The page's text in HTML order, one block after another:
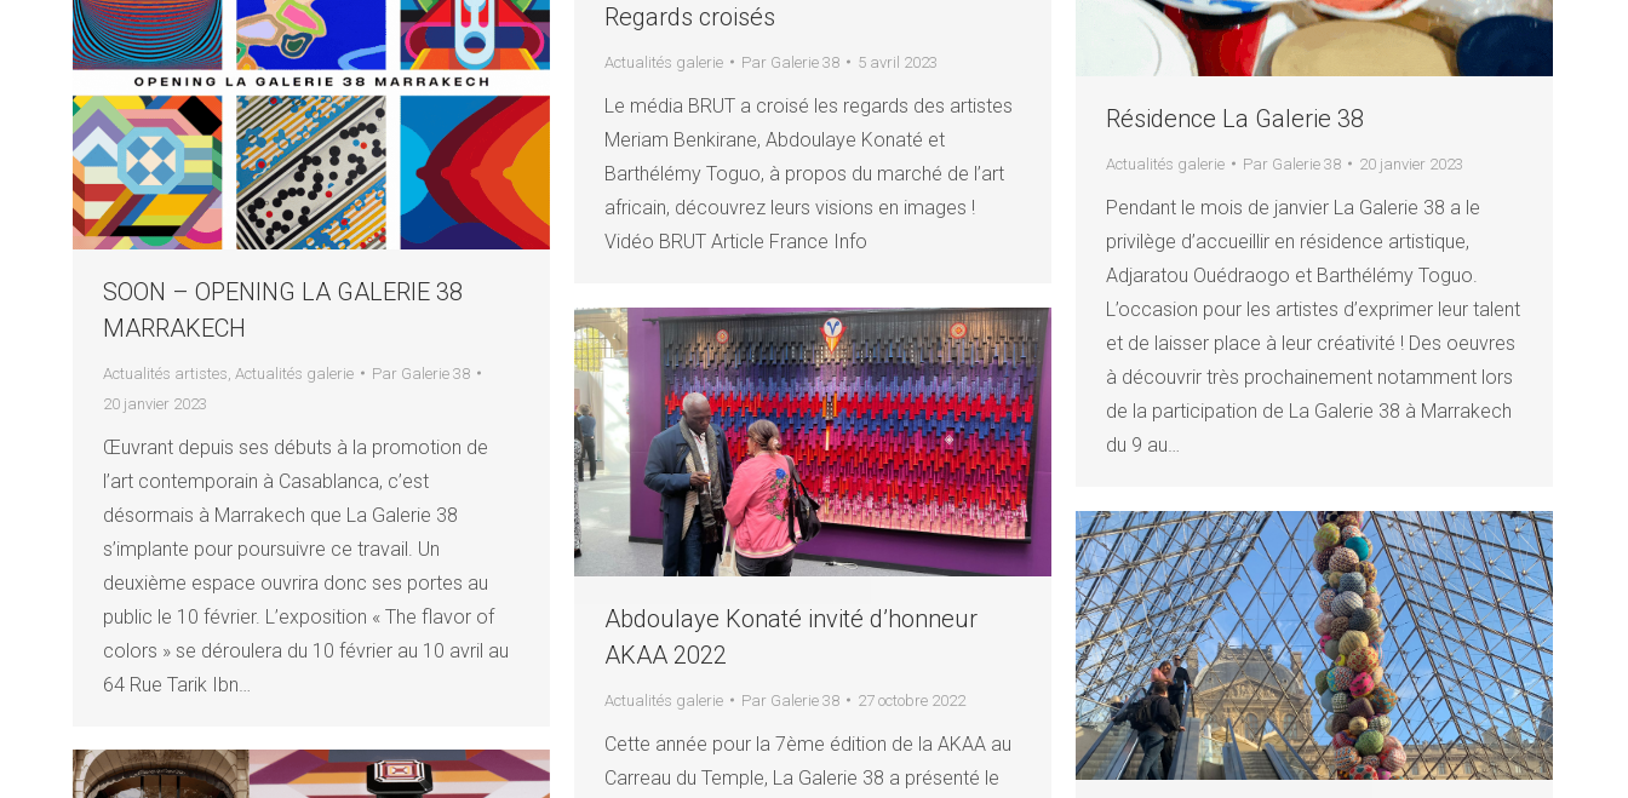
Regards croisés
Actualités galerie Par Galerie 38 5 avril 2023
Le média BRUT a croisé les regards des artistes
Meriam Benkirane, Abdoulaye Konaté et
Barthélémy Toguo, à propos du marché de l’art
africain, découvrez leurs visions en images !
Vidéo BRUT Article France Info
Résidence La Galerie 38
Actualités galerie Par Galerie 38 20 janvier 2023
Pendant le mois de janvier La Galerie 38 a le
privilège d’accueillir en résidence artistique,
Adjaratou Ouédraogo et Barthélémy Toguo.
L’occasion pour les artistes d’exprimer leur talent
et de laisser place à leur créativité ! Des oeuvres
à découvrir très prochainement notamment lors
de la participation de La Galerie 38 à Marrakech
du 9 au…
SOON – OPENING LA GALERIE 38
MARRAKECH
Actualités artistes Actualités galerie Par Galerie 38
20 janvier 2023
Œuvrant depuis ses débuts à la promotion de
l’art contemporain à Casablanca, c’est
désormais à Marrakech que La Galerie 38
s’implante pour poursuivre ce travail. Un
deuxième espace ouvrira donc ses portes au
public le 10 février. L’exposition « The flavor of
colors » se déroulera du 10 février au 10 avril au
64 Rue Tarik Ibn…
Abdoulaye Konaté invité d’honneur
AKAA 2022
Actualités galerie Par Galerie 38 27 octobre 2022
Cette année pour la 7ème édition de la AKAA au
Carreau du Temple, La Galerie 38 a présenté le